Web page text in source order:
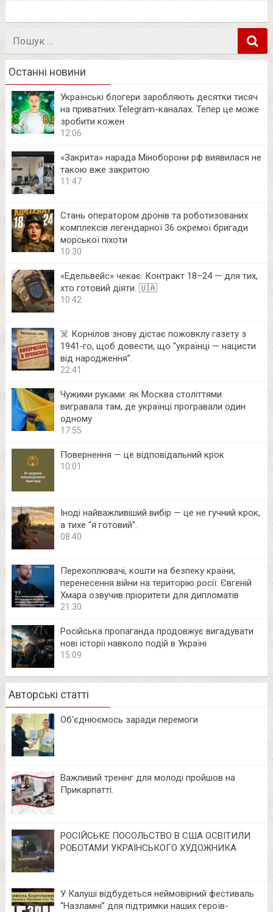
Останні новини
Українські блогери заробляють десятки тисяч
на приватних Telegram-каналах. Тепер це може
зробити кожен
12:06
«Закрита» нарада Міноборони рф виявилася не
такою вже закритою
11:47
Стань оператором дронів та роботизованих
комплексів легендарної 36 окремої бригади
морської піхоти
10:30
«Едельвейс» чекає. Контракт 18–24 — для тих,
хто готовий діяти. 🇺🇦
10:42
☠️ Корнілов знову дістає пожовклу газету з
1941‑го, щоб довести, що “українці — нацисти
від народження”.
22:41
Чужими руками: як Москва століттями
вигравала там, де українці програвали один
одному
17:55
Повернення — це відповідальний крок
10:01
Іноді найважливіший вибір — це не гучний крок,
а тихе “я готовий”.
08:40
Перехоплювачі, кошти на безпеку країни,
перенесення війни на територію росії: Євгеній
Хмара озвучив пріоритети для дипломатів
21:30
Російська пропаганда продовжує вигадувати
нові історії навколо подій в Україні
15:09
Авторські статті
Об‘єднюємось заради перемоги
Важливий тренінг для молоді пройшов на
Прикарпатті.
РОСІЙСЬКЕ ПОСОЛЬСТВО В США ОСВІТИЛИ
РОБОТАМИ УКРАЇНСЬКОГО ХУДОЖНИКА
У Калуші відбудеться неймовірний фестиваль
“Назламні” для підтримки наших героїв-